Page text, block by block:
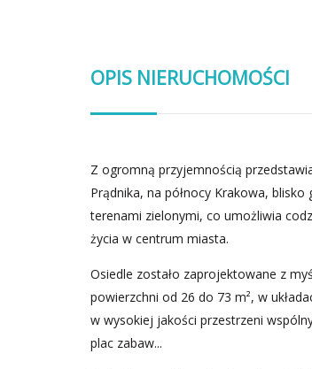
OPIS NIERUCHOMOŚCI
Z ogromną przyjemnością
Prądnika, na północy Krakowa,
terenami zielonymi, co umożliwia
życia w centrum miasta.
Osiedle zostało zaprojektowane z
powierzchni od 26 do 73 m², w
w wysokiej jakości przestrzeni
plac zabaw...